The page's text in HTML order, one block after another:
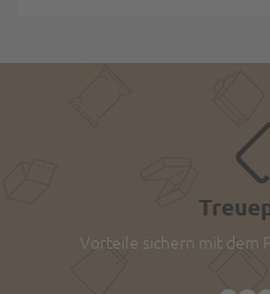
Vorteile sichern mit dem